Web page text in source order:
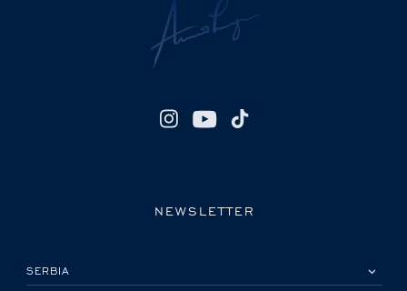
NEWSLETTER